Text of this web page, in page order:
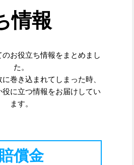
情報
お役立ち情報をまとめまし
た。
巻き込まれてしまった時、
役に立つ情報をお届けしてい
ます。
賠償金